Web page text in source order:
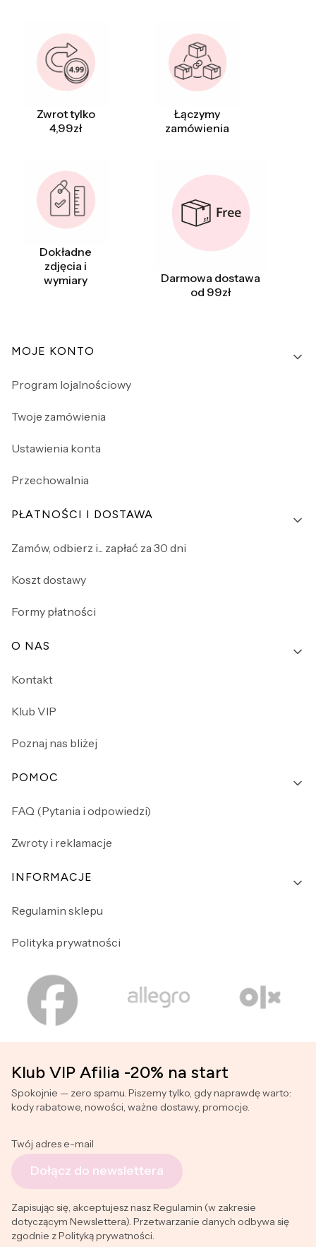
Zwrot tylko
4,99zł
Łączymy
zamówienia
Dokładne
zdjęcia i
wymiary
Darmowa dostawa
od 99zł
Linki w stopce
MOJE KONTO
Program lojalnościowy
Twoje zamówienia
Ustawienia konta
Przechowalnia
PŁATNOŚCI I DOSTAWA
Zamów, odbierz i... zapłać za 30 dni
Koszt dostawy
Formy płatności
O NAS
Kontakt
Klub VIP
Poznaj nas bliżej
POMOC
FAQ (Pytania i odpowiedzi)
Zwroty i reklamacje
INFORMACJE
Regulamin sklepu
Polityka prywatności
Klub VIP Afilia -20% na start
Spokojnie — zero spamu. Piszemy tylko, gdy naprawdę warto:
kody rabatowe, nowości, ważne dostawy, promocje.
Twój adres e-mail
Dołącz do newslettera
Zapisując się, akceptujesz nasz Regulamin (w zakresie
dotyczącym Newslettera). Przetwarzanie danych odbywa się
zgodnie z Polityką prywatności.